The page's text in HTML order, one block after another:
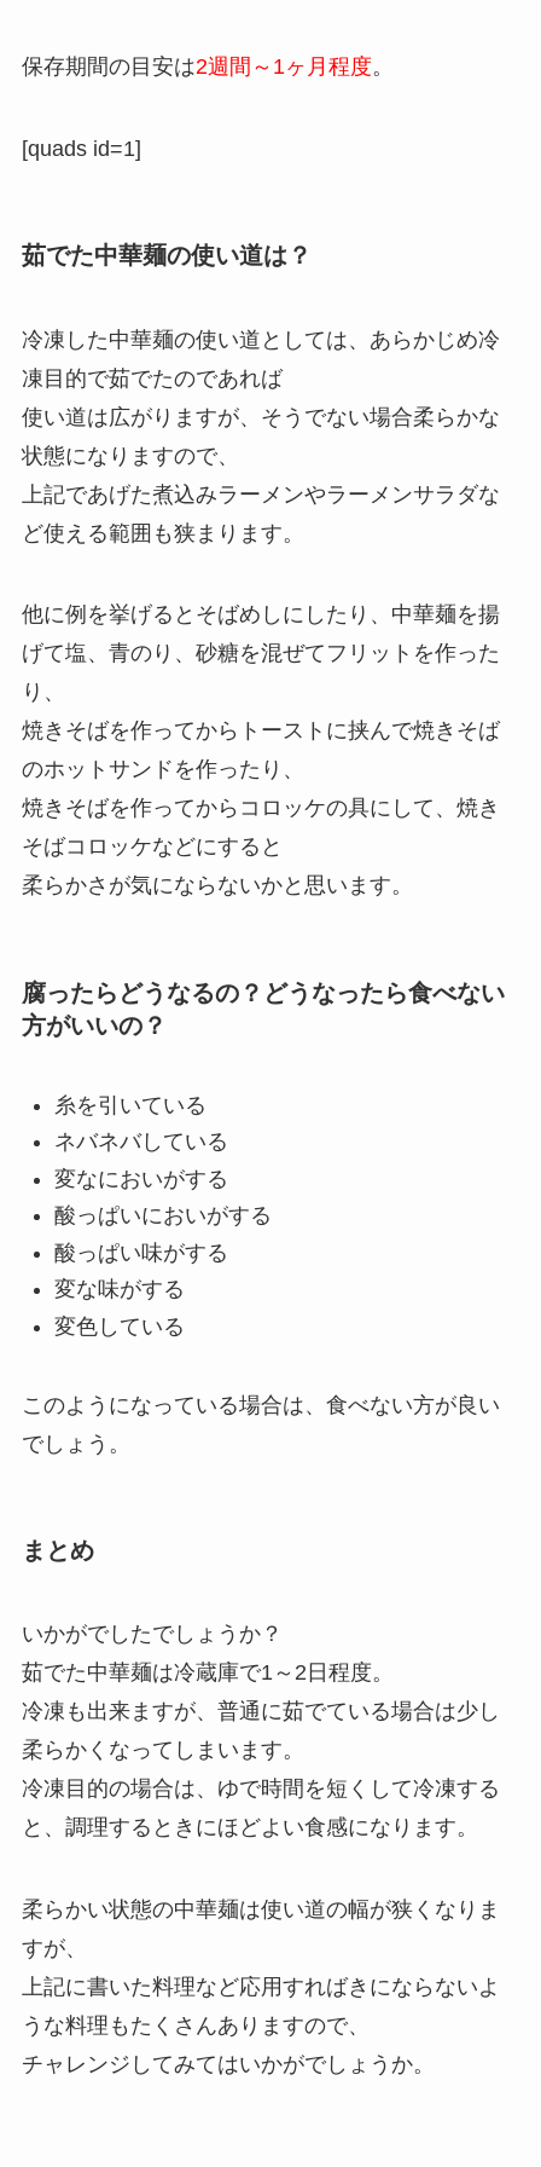
保存期間の目安は2週間～1ヶ月程度。
[quads id=1]
茹でた中華麺の使い道は？
冷凍した中華麺の使い道としては、あらかじめ冷
凍目的で茹でたのであれば
使い道は広がりますが、そうでない場合柔らかな
状態になりますので、
上記であげた煮込みラーメンやラーメンサラダな
ど使える範囲も狭まります。
他に例を挙げるとそばめしにしたり、中華麺を揚
げて塩、青のり、砂糖を混ぜてフリットを作った
り、
焼きそばを作ってからトーストに挟んで焼きそば
のホットサンドを作ったり、
焼きそばを作ってからコロッケの具にして、焼き
そばコロッケなどにすると
柔らかさが気にならないかと思います。
腐ったらどうなるの？どうなったら食べない
方がいいの？
糸を引いている
ネバネバしている
変なにおいがする
酸っぱいにおいがする
酸っぱい味がする
変な味がする
変色している
このようになっている場合は、食べない方が良い
でしょう。
まとめ
いかがでしたでしょうか？
茹でた中華麺は冷蔵庫で1～2日程度。
冷凍も出来ますが、普通に茹でている場合は少し
柔らかくなってしまいます。
冷凍目的の場合は、ゆで時間を短くして冷凍する
と、調理するときにほどよい食感になります。
柔らかい状態の中華麺は使い道の幅が狭くなりま
すが、
上記に書いた料理など応用すればきにならないよ
うな料理もたくさんありますので、
チャレンジしてみてはいかがでしょうか。